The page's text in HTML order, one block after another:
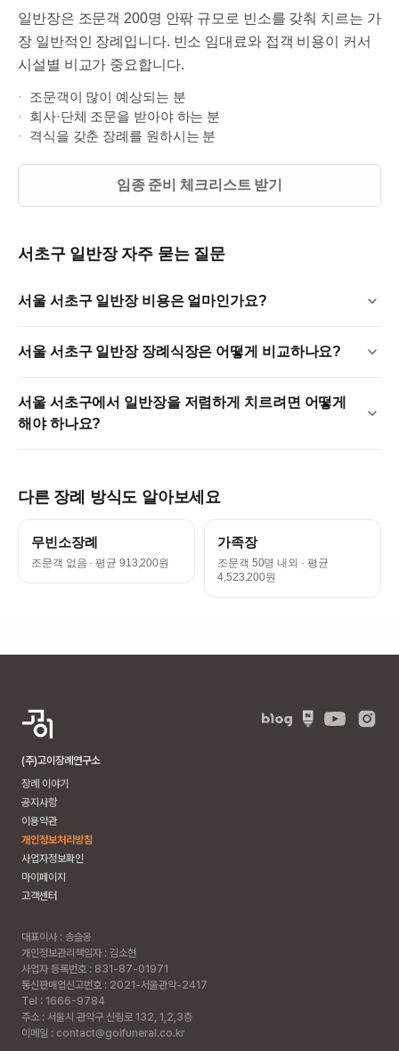
일반장은 조문객 200명 안팎 규모로 빈소를 갖춰 치르는 가
장 일반적인 장례입니다. 빈소 임대료와 접객 비용이 커서
시설별 비교가 중요합니다.
· 조문객이 많이 예상되는 분
· 회사·단체 조문을 받아야 하는 분
· 격식을 갖춘 장례를 원하시는 분
임종 준비 체크리스트 받기
서초구 일반장자주 묻는 질문
서울 서초구 일반장 비용은 얼마인가요?
서울 서초구 일반장 장례식장은 어떻게 비교하나요?
서울 서초구에서 일반장을 저렴하게 치르려면 어떻게
해야 하나요?
다른 장례 방식도 알아보세요
무빈소장례
조문객 없음 · 평균 913,200원
가족장
조문객 50명 내외 · 평균
4,523,200원
(주)고이장례연구소
장례 이야기
공지사항
이용약관
개인정보처리방침
사업자정보확인
마이페이지
고객센터
대표이사 : 송슬옹
개인정보관리책임자 : 김소현
사업자 등록번호 : 831-87-01971
통신판매업신고번호 : 2021-서울관악-2417
Tel : 1666-9784
주소 : 서울시 관악구 신림로 132, 1,2,3층
이메일 : contact@goifuneral.co.kr